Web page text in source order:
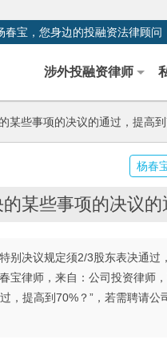
宝，您身边的投融资法律顾问
涉外投融资律师
某些事项的决议的通过，提高到
某些事项的决议的
别决议规定须2/3股东表决通
宝律师，来自：公司投资律师
，提高到70%？”，若需聘请
杨春